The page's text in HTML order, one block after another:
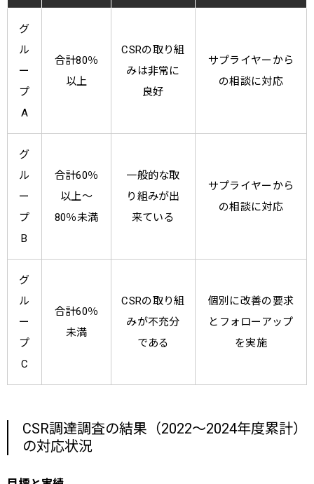
グ
ル
ー
プ
A
合計80％
以上
CSRの取り組
みは非常に
良好
サプライヤーから
の相談に対応
グ
ル
ー
プ
B
合計60％
以上～
80％未満
一般的な取
り組みが出
来ている
サプライヤーから
の相談に対応
グ
ル
ー
プ
C
合計60％
未満
CSRの取り組
みが不充分
である
個別に改善の要求
とフォローアップ
を実施
CSR調達調査の結果（2022～2024年度累計）
の対応状況